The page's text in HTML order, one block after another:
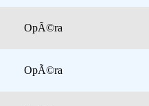
OpÃ©ra
OpÃ©ra